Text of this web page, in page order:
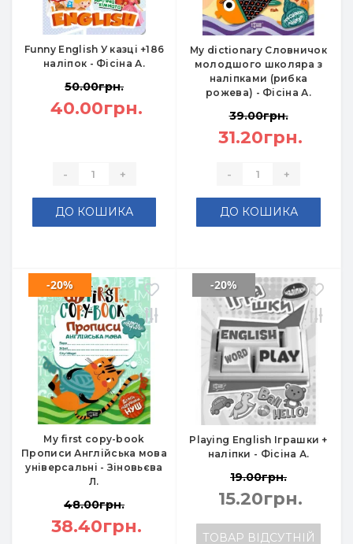
Funny English У казці +186
наліпок - Фісіна А.
50.00грн.
40.00грн.
- +
ДО КОШИКА
My dictionary Словничок
молодшого школяра з
наліпками (рибка
рожева) - Фісіна А.
39.00грн.
31.20грн.
- +
ДО КОШИКА
My first copy-book
Прописи Англійська мова
універсальні - Зіновьєва
Л.
-20%
48.00грн.
38.40грн.
Playing English Іграшки +
наліпки - Фісіна А.
-20%
19.00грн.
15.20грн.
ТОВАР ВІДСУТНІЙ